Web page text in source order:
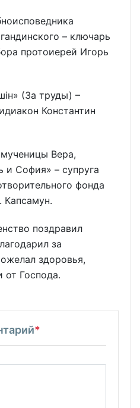
– ключарь
протоиерей Игорь
(За труды) –
Константин
Вера,
София» – супруга
фонда
Капсамун.
поздравил
за
здоровья,
от Господа.
*